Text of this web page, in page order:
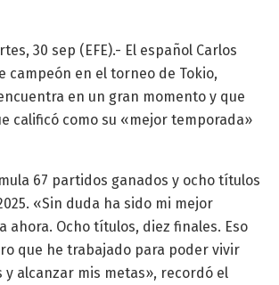
30 sep (EFE).- El español Carlos
campeón en el torneo de Tokio,
en un gran momento y que
calificó como su «mejor temporada»
67 partidos ganados y ocho títulos
«Sin duda ha sido mi mejor
ahora. Ocho títulos, diez finales. Eso
que he trabajado para poder vivir
y alcanzar mis metas», recordó el